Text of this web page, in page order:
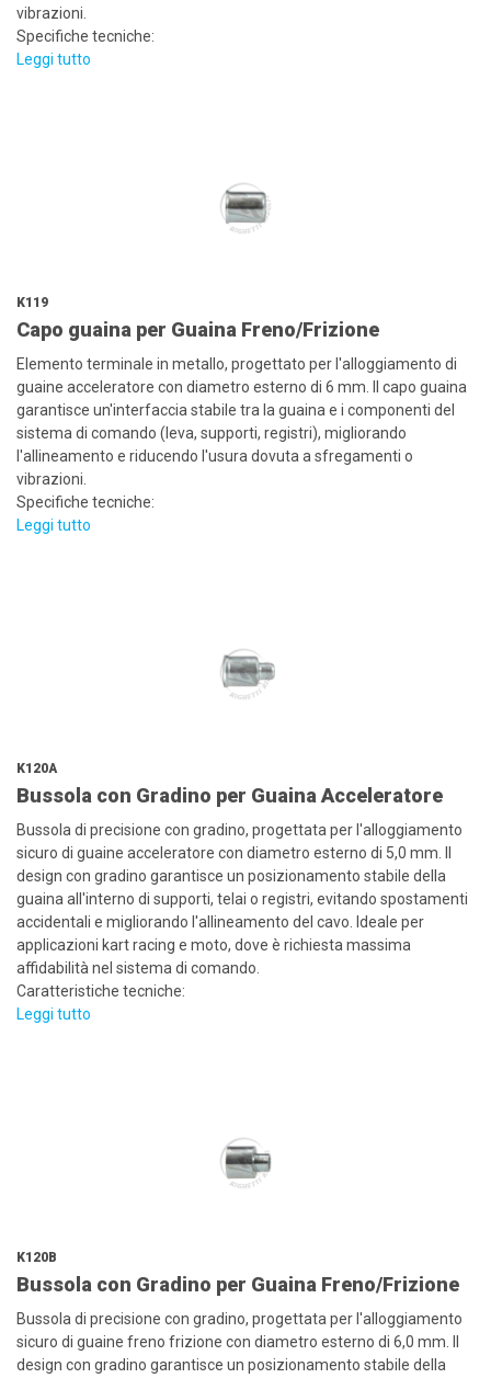
vibrazioni.
Specifiche tecniche:
Leggi tutto
K119
Capo guaina per Guaina Freno/Frizione
Elemento terminale in metallo, progettato per l'alloggiamento di
guaine acceleratore con diametro esterno di 6 mm. Il capo guaina
garantisce un'interfaccia stabile tra la guaina e i componenti del
sistema di comando (leva, supporti, registri), migliorando
l'allineamento e riducendo l'usura dovuta a sfregamenti o
vibrazioni.
Specifiche tecniche:
Leggi tutto
K120A
Bussola con Gradino per Guaina Acceleratore
Bussola di precisione con gradino, progettata per l'alloggiamento
sicuro di guaine acceleratore con diametro esterno di 5,0 mm. Il
design con gradino garantisce un posizionamento stabile della
guaina all'interno di supporti, telai o registri, evitando spostamenti
accidentali e migliorando l'allineamento del cavo. Ideale per
applicazioni kart racing e moto, dove è richiesta massima
affidabilità nel sistema di comando.
Caratteristiche tecniche:
Leggi tutto
K120B
Bussola con Gradino per Guaina Freno/Frizione
Bussola di precisione con gradino, progettata per l'alloggiamento
sicuro di guaine freno frizione con diametro esterno di 6,0 mm. Il
design con gradino garantisce un posizionamento stabile della